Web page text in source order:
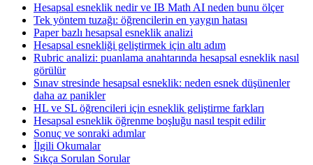
Hesapsal esneklik nedir ve IB Math AI neden bunu ölçer
Tek yöntem tuzağı: öğrencilerin en yaygın hatası
Paper bazlı hesapsal esneklik analizi
Hesapsal esnekliği geliştirmek için altı adım
Rubric analizi: puanlama anahtarında hesapsal esneklik nasıl
görülür
Sınav stresinde hesapsal esneklik: neden esnek düşünenler
daha az panikler
HL ve SL öğrencileri için esneklik geliştirme farkları
Hesapsal esneklik öğrenme boşluğu nasıl tespit edilir
Sonuç ve sonraki adımlar
İlgili Okumalar
Sıkça Sorulan Sorular